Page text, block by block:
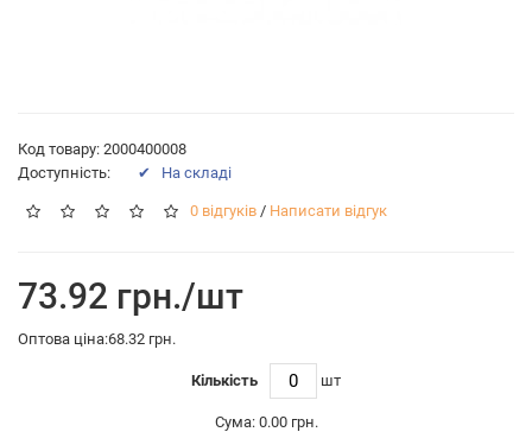
Код товару: 2000400008
Доступність:
✔ На складі
0 відгуків / Написати відгук
73.92 грн./шт
Оптова ціна:68.32 грн.
Кількість шт
Сума: 0.00 грн.